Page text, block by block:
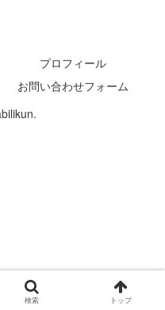
プロフィール
お問い合わせフォーム
検索 トップ